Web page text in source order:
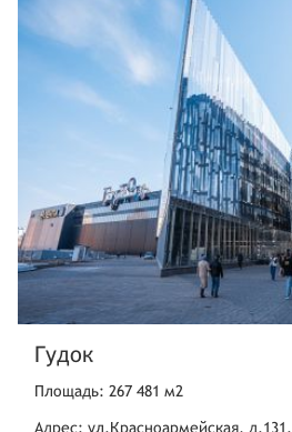
Гудок
Площадь: 267 481 м2
Адрес: ул.Красноармейская, д.131.